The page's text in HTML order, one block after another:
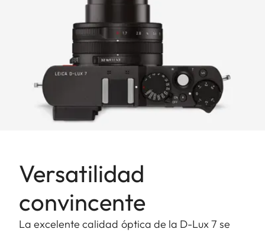
Versatilidad
convincente
La excelente calidad óptica de la D-Lux 7 se